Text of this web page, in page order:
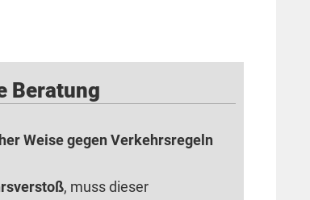
Beratung
Weise gegen Verkehrsregeln
, muss dieser